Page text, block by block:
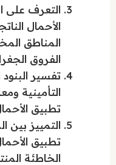
التعرف على
الأحمال
المناطق
الفروق
تفسير البنود
التأمينية
تطبيق
التمييز بين
تطبيق
الخاطئة